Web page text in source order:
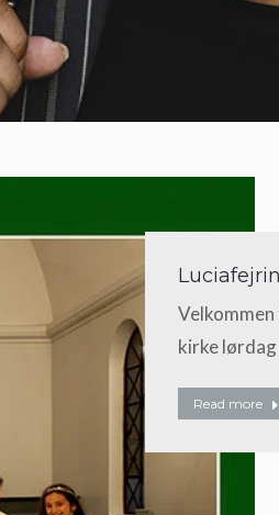
kirke lørdag
Read more